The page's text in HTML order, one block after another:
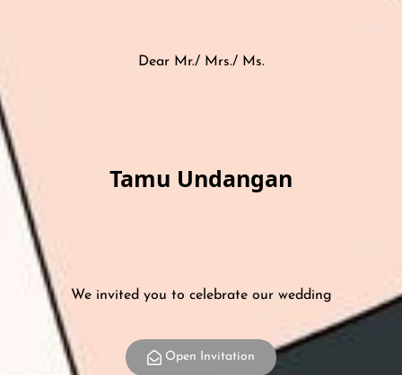
Dear Mr./ Mrs./ Ms.
Tamu Undangan
We invited you to celebrate our wedding
Open Invitation